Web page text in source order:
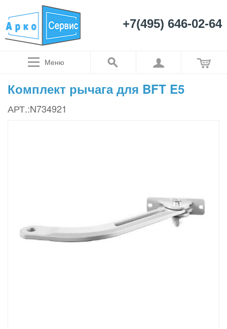
+7(495) 646-02-64
Меню
Комплект рычага для BFT E5
АРТ.:N734921